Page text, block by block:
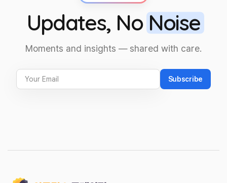
Updates, NoNoise
Moments and insights — shared with care.
Subscribe